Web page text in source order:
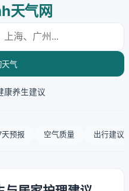
天气网
气
康养生建议
天预报 空气质量 出行建议